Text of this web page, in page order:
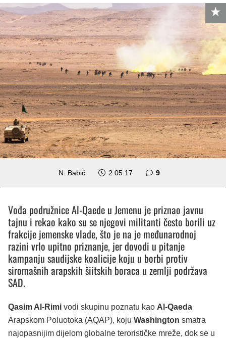
N. Babić 2.05.17 9komentara
Vođa podružnice Al-Qaede u Jemenu je priznao javnu
tajnu i rekao kako su se njegovi militanti često borili uz
frakcije jemenske vlade, što je na je međunarodnoj
razini vrlo upitno priznanje, jer dovodi u pitanje
kampanju saudijske koalicije koju u borbi protiv
siromašnih arapskih šiitskih boraca u zemlji podržava
SAD.
Qasim Al-Rimi vodi skupinu poznatu kao Al-Qaeda
Arapskom Poluotoka (AQAP), koju Washington smatra
najopasnijim dijelom globalne terorističke mreže, dok se u